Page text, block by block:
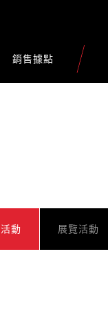
銷售據點
動 展覽活動